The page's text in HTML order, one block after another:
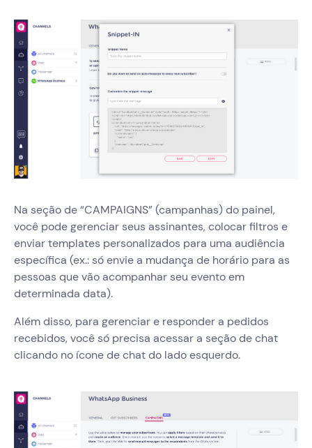
Na seção de “CAMPAIGNS” (campanhas) do painel,
você pode gerenciar seus assinantes, colocar filtros e
enviar templates personalizados para uma audiência
específica (ex.: só envie a mudança de horário para as
pessoas que vão acompanhar seu evento em
determinada data).
Além disso, para gerenciar e responder a pedidos
recebidos, você só precisa acessar a seção de chat
clicando no ícone de chat do lado esquerdo.